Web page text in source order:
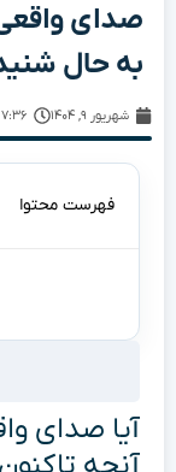
صدای
به حال
شهریور ۹, ۱۴۰۴ ۷:۳۶ ب٫ظ
فهرست محتوا
آیا صدای